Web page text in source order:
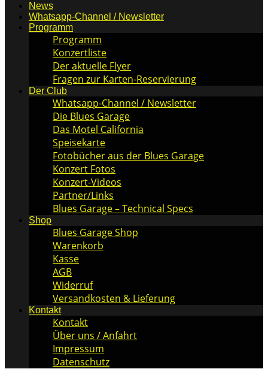
News
Whatsapp-Channel / Newsletter
Programm
Programm
Konzertliste
Der aktuelle Flyer
Fragen zur Karten-Reservierung
Der Club
Whatsapp-Channel / Newsletter
Die Blues Garage
Das Motel California
Speisekarte
Fotobücher aus der Blues Garage
Konzert Fotos
Konzert-Videos
Partner/Links
Blues Garage – Technical Specs
Shop
Blues Garage Shop
Warenkorb
Kasse
AGB
Widerruf
Versandkosten & Lieferung
Kontakt
Kontakt
Über uns / Anfahrt
Impressum
Datenschutz